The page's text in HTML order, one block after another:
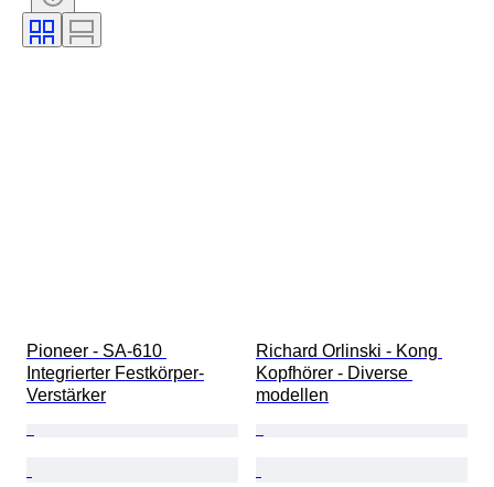
Plattenfirma
Schöpfer
Pioneer - SA-610
Integrierter Festkörper-
Verstärker
Richard Orlinski - Kong
Kopfhörer - Diverse
modellen